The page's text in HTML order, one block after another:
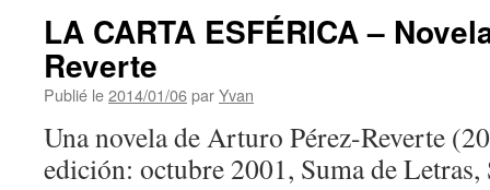
LA CARTA ESFÉRICA –
Reverte
Publié le2014/01/06parYvan
Una novela de Arturo Pérez-Reverte
edición: octubre 2001, Suma de